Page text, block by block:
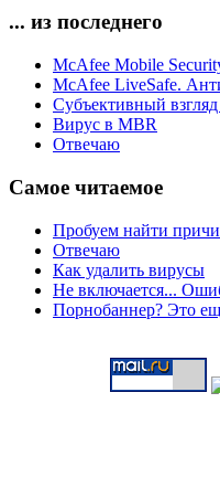
... из последнего
McAfee Mobile
McAfee LiveSafe.
Субъективный
Вирус в MBR
Отвечаю
Самое читаемое
Пробуем найти
Отвечаю
Как удалить вирусы
Не включается...
Порнобаннер? Это